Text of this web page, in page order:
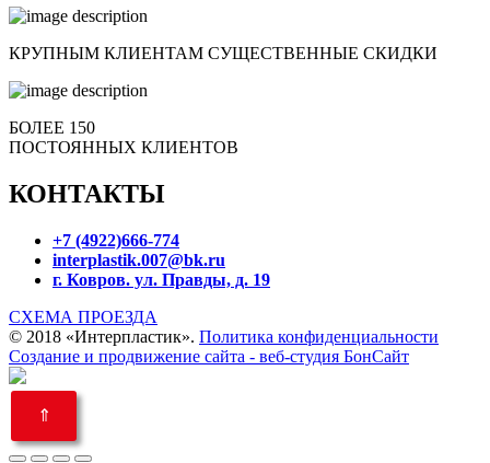
КРУПНЫМ КЛИЕНТАМ СУЩЕСТВЕННЫЕ СКИДКИ
БОЛЕЕ 150
ПОСТОЯННЫХ КЛИЕНТОВ
КОНТАКТЫ
+7 (4922)666-774
interplastik.007@bk.ru
г. Ковров. ул. Правды, д. 19
СХЕМА ПРОЕЗДА
© 2018 «Интерпластик». Политика конфиденциальности
Создание и продвижение сайта - веб-студия БонСайт
⇑